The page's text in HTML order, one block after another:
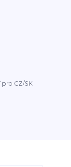
pro CZ/SK